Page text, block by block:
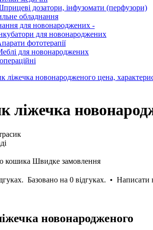
дозатори, інфузомати (перфузори)
обладнання
для новонароджених -
для новонароджених
фототерапії
для новонароджених
ліжечка
кошика Швидке замовлення
Базовано на 0 відгуках. • Написати
новонародженого